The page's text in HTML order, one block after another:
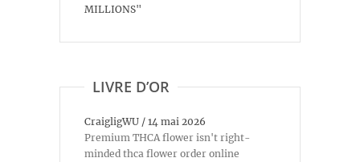
MILLIONS"
LIVRE D’OR
CraigligWU / 14 mai 2026
Premium THCA flower isn't right-
minded thca flower order online